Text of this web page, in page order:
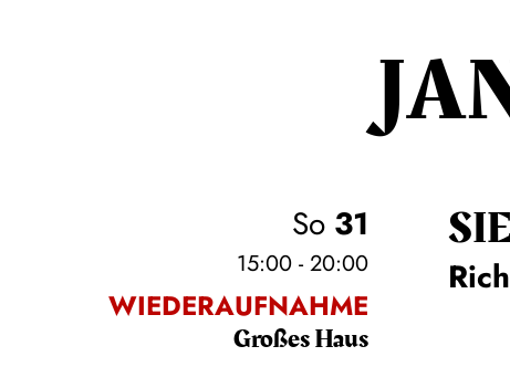
So 31
15:00 - 20:00
WIEDERAUFNAHME
Großes Haus